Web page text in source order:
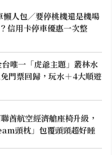
人包／要停桃機還是機場
信用卡停車優惠一次整
台唯一「虎爺主題」叢林水
門票回歸，玩水＋4大順遊
酋航空經濟艙座椅升級，
頭枕」包覆頭頸超好睡